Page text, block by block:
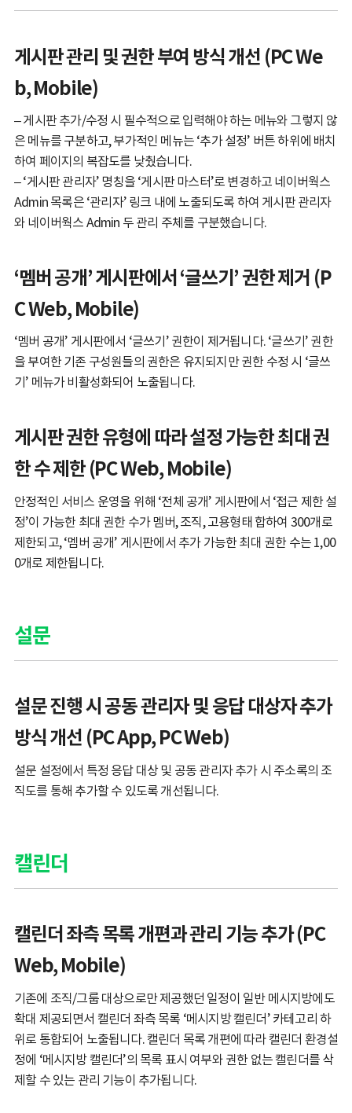
게시판 관리 및 권한 부여 방식 개선 (PC We
b, Mobile)
– 게시판 추가/수정 시 필수적으로 입력해야 하는 메뉴와 그렇지 않
은 메뉴를 구분하고, 부가적인 메뉴는 ‘추가 설정’ 버튼 하위에 배치
하여 페이지의 복잡도를 낮췄습니다.
– ‘게시판 관리자’ 명칭을 ‘게시판 마스터’로 변경하고 네이버웍스
Admin 목록은 ‘관리자’ 링크 내에 노출되도록 하여 게시판 관리자
와 네이버웍스 Admin 두 관리 주체를 구분했습니다.
‘멤버 공개’ 게시판에서 ‘글쓰기’ 권한 제거 (P
C Web, Mobile)
‘멤버 공개’ 게시판에서 ‘글쓰기’ 권한이 제거됩니다. ‘글쓰기’ 권한
을 부여한 기존 구성원들의 권한은 유지되지만 권한 수정 시 ‘글쓰
기’ 메뉴가 비활성화되어 노출됩니다.
게시판 권한 유형에 따라 설정 가능한 최대 권
한 수 제한 (PC Web, Mobile)
안정적인 서비스 운영을 위해 ‘전체 공개’ 게시판에서 ‘접근 제한 설
정’이 가능한 최대 권한 수가 멤버, 조직, 고용형태 합하여 300개로
제한되고, ‘멤버 공개’ 게시판에서 추가 가능한 최대 권한 수는 1,00
0개로 제한됩니다.
설문
설문 진행 시 공동 관리자 및 응답 대상자 추가
방식 개선 (PC App, PC Web)
설문 설정에서 특정 응답 대상 및 공동 관리자 추가 시 주소록의 조
직도를 통해 추가할 수 있도록 개선됩니다.
캘린더
캘린더 좌측 목록 개편과 관리 기능 추가 (PC
Web, Mobile)
기존에 조직/그룹 대상으로만 제공했던 일정이 일반 메시지방에도
확대 제공되면서 캘린더 좌측 목록 ‘메시지방 캘린더’ 카테고리 하
위로 통합되어 노출됩니다. 캘린더 목록 개편에 따라 캘린더 환경설
정에 ‘메시지방 캘린더’의 목록 표시 여부와 권한 없는 캘린더를 삭
제할 수 있는 관리 기능이 추가됩니다.